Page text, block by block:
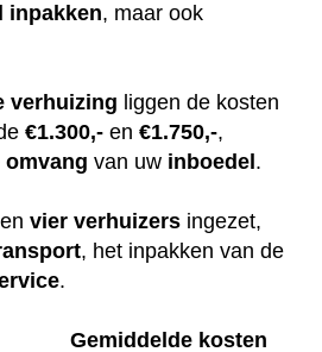
inpakken, maar ook
verhuizing liggen de kosten
€1.300,- en €1.750,-,
omvang van uw inboedel .
vier verhuizers ingezet,
, het inpakken van de
.
Gemiddelde kosten